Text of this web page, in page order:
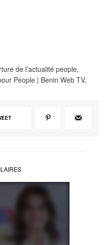
de l’actualité people,
People | Benin Web TV.